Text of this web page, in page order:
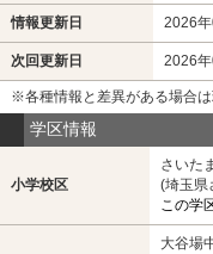
情報更新日 2026
次回更新日 2026
※各種情報と差異がある場合
学区情報
小学校区
さいた
(埼玉県
この学
大谷場